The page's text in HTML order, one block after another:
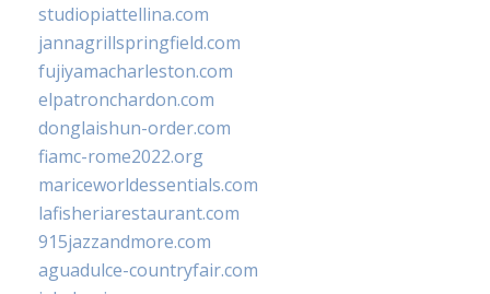
studiopiattellina.com
jannagrillspringfield.com
fujiyamacharleston.com
elpatronchardon.com
donglaishun-order.com
fiamc-rome2022.org
mariceworldessentials.com
lafisheriarestaurant.com
915jazzandmore.com
aguadulce-countryfair.com